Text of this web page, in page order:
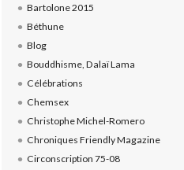
Bartolone 2015
Béthune
Blog
Bouddhisme, Dalaï Lama
Célébrations
Chemsex
Christophe Michel-Romero
Chroniques Friendly Magazine
Circonscription 75-08